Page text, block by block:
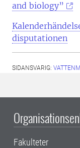
and biology”
disputationen
SIDANSVARIG:
Fakulteter